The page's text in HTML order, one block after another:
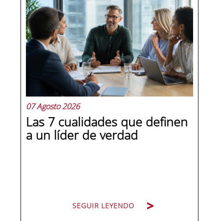
07 Agosto 2026
Las 7 cualidades que definen
a un líder de verdad
SEGUIR LEYENDO